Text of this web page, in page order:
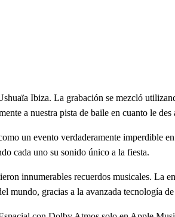
Ibiza. La grabación se mezcló
a nuestra pista de baile en cuanto le des
un evento verdaderamente imperdible
cada uno su sonido único a la fiesta.
innumerables recuerdos musicales. La
mundo, gracias a la avanzada tecnología